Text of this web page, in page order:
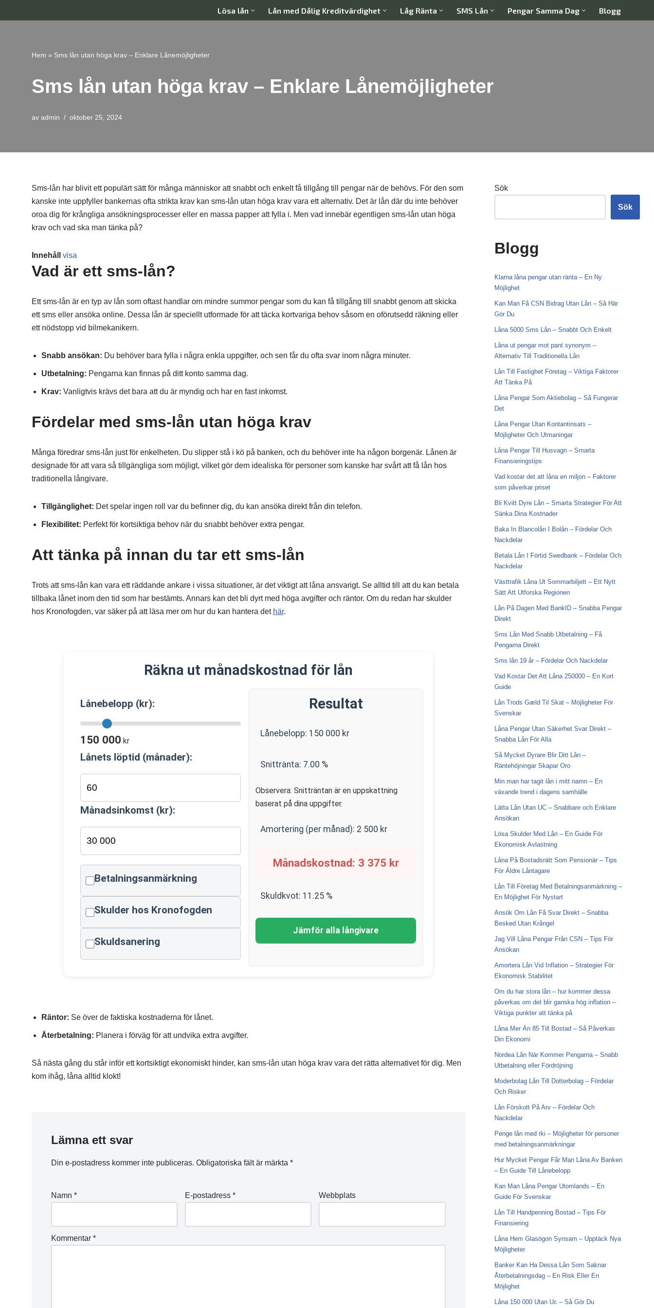
innehåll
Lösa lån Lån med Dålig Kreditvärdighet Låg Ränta SMS Lån Pengar Samma Dag Blogg
Hem » Sms lån utan höga krav – Enklare Lånemöjligheter
Sms lån utan höga krav – Enklare Lånemöjligheter
av admin oktober 25, 2024
Sms-lån har blivit ett populärt sätt för många människor att snabbt och enkelt få tillgång till pengar när de behövs. För den som
kanske inte uppfyller bankernas ofta strikta krav kan sms-lån utan höga krav vara ett alternativ. Det är lån där du inte behöver
oroa dig för krångliga ansökningsprocesser eller en massa papper att fylla i. Men vad innebär egentligen sms-lån utan höga
krav och vad ska man tänka på?
Innehåll visa
Vad är ett sms-lån?
Ett sms-lån är en typ av lån som oftast handlar om mindre summor pengar som du kan få tillgång till snabbt genom att skicka
ett sms eller ansöka online. Dessa lån är speciellt utformade för att täcka kortvariga behov såsom en oförutsedd räkning eller
ett nödstopp vid bilmekanikern.
Snabb ansökan: Du behöver bara fylla i några enkla uppgifter, och sen får du ofta svar inom några minuter.
Utbetalning: Pengarna kan finnas på ditt konto samma dag.
Krav: Vanligtvis krävs det bara att du är myndig och har en fast inkomst.
Fördelar med sms-lån utan höga krav
Många föredrar sms-lån just för enkelheten. Du slipper stå i kö på banken, och du behöver inte ha någon borgenär. Lånen är
designade för att vara så tillgängliga som möjligt, vilket gör dem idealiska för personer som kanske har svårt att få lån hos
traditionella långivare.
Tillgänglighet: Det spelar ingen roll var du befinner dig, du kan ansöka direkt från din telefon.
Flexibilitet: Perfekt för kortsiktiga behov när du snabbt behöver extra pengar.
Att tänka på innan du tar ett sms-lån
Trots att sms-lån kan vara ett räddande ankare i vissa situationer, är det viktigt att låna ansvarigt. Se alltid till att du kan betala
tillbaka lånet inom den tid som har bestämts. Annars kan det bli dyrt med höga avgifter och räntor. Om du redan har skulder
hos Kronofogden, var säker på att läsa mer om hur du kan hantera det här.
Räkna ut månadskostnad för lån
Lånebelopp (kr):
150 000 kr
Lånets löptid (månader):
Månadsinkomst (kr):
Betalningsanmärkning
Skulder hos Kronofogden
Skuldsanering
Resultat
Lånebelopp: 150 000 kr
Snittränta: 7.00 %
Observera: Snitträntan är en uppskattning
baserat på dina uppgifter.
Amortering (per månad): 2 500 kr
Månadskostnad: 3 375 kr
Skuldkvot: 11.25 %
Jämför alla långivare
Räntor: Se över de faktiska kostnaderna för lånet.
Återbetalning: Planera i förväg för att undvika extra avgifter.
Så nästa gång du står inför ett kortsiktigt ekonomiskt hinder, kan sms-lån utan höga krav vara det rätta alternativet för dig. Men
kom ihåg, låna alltid klokt!
Lämna ett svar
Din e-postadress kommer inte publiceras. Obligatoriska fält är märkta *
Namn * E-postadress * Webbplats
Kommentar *
Sök
Sök
Blogg
Klarna låna pengar utan ränta – En Ny
Möjlighet
Kan Man Få CSN Bidrag Utan Lån – Så Här
Gör Du
Låna 5000 Sms Lån – Snabbt Och Enkelt
Låna ut pengar mot pant synonym –
Alternativ Till Traditionella Lån
Lån Till Fastighet Företag – Viktiga Faktorer
Att Tänka På
Låna Pengar Som Aktiebolag – Så Fungerar
Det
Låna Pengar Utan Kontantinsats –
Möjligheter Och Utmaningar
Låna Pengar Till Husvagn – Smarta
Finansieringstips
Vad kostar det att låna en miljon – Faktorer
som påverkar priset
Bli Kvitt Dyre Lån – Smarta Strategier För Att
Sänka Dina Kostnader
Baka In Blancolån I Bolån – Fördelar Och
Nackdelar
Betala Lån I Förtid Swedbank – Fördelar Och
Nackdelar
Västtrafik Låna Ut Sommarbiljett – Ett Nytt
Sätt Att Utforska Regionen
Lån På Dagen Med BankID – Snabba Pengar
Direkt
Sms Lån Med Snabb Utbetalning – Få
Pengarna Direkt
Sms lån 19 år – Fördelar Och Nackdelar
Vad Kostar Det Att Låna 250000 – En Kort
Guide
Lån Trods Gæld Til Skat – Möjligheter För
Svenskar
Låna Pengar Utan Säkerhet Svar Direkt –
Snabba Lån För Alla
Så Mycket Dyrare Blir Ditt Lån –
Räntehöjningar Skapar Oro
Min man har tagit lån i mitt namn – En
växande trend i dagens samhälle
Lätta Lån Utan UC – Snabbare och Enklare
Ansökan
Lösa Skulder Med Lån – En Guide För
Ekonomisk Avlastning
Låna På Bostadsrätt Som Pensionär – Tips
För Äldre Låntagare
Lån Till Företag Med Betalningsanmärkning –
En Möjlighet För Nystart
Ansök Om Lån Få Svar Direkt – Snabba
Besked Utan Krångel
Jag Vill Låna Pengar Från CSN – Tips För
Ansökan
Amortera Lån Vid Inflation – Strategier För
Ekonomisk Stabilitet
Om du har stora lån – hur kommer dessa
påverkas om det blir ganska hög inflation –
Viktiga punkter att tänka på
Låna Mer Än 85 Till Bostad – Så Påverkas
Din Ekonomi
Nordea Lån När Kommer Pengarna – Snabb
Utbetalning eller Fördröjning
Moderbolag Lån Till Dotterbolag – Fördelar
Och Risker
Lån Förskott På Arv – Fördelar Och
Nackdelar
Penge lån med rki – Möjligheter för personer
med betalningsanmärkningar
Hur Mycket Pengar Får Man Låna Av Banken
– En Guide Till Lånebelopp
Kan Man Låna Pengar Utomlands – En
Guide För Svenskar
Lån Till Handpenning Bostad – Tips För
Finansiering
Låna Hem Glasögon Synsam – Upptäck Nya
Möjligheter
Banker Kan Ha Dessa Lån Som Saknar
Återbetalningsdag – En Risk Eller En
Möjlighet
Låna 150 000 Utan Uc – Så Gör Du